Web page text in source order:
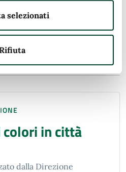
selezionati
colori in città
dalla Direzione